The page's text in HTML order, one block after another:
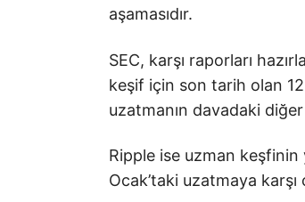
aşamasıdır.
SEC, karşı raporları
keşif için son tarih olan
uzatmanın davadaki
Ripple ise uzman keşfinin
Ocak’taki uzatmaya karşı